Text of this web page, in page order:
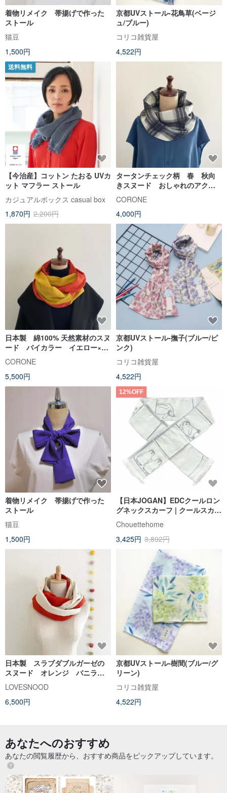
着物リメイク 帯揚げで作った
ストール
猫豆
1,500円
京都UVストール-花鳥草(ベージ
ュ/ブルー)
コリコ雑貨屋
4,522円
送料無料
【今治産】コットン たおる UVカ
ット マフラー ストール
カジュアルボックス casual box
1,870円 2,200円
タータンチェック柄 春 秋向
きスヌード おしゃれのアクセ
ント 紫外線対策 モノトーン
CORONE
4,000円
日本製 綿100% 天然素材のスヌ
ード バイカラー イエロー×オ
レンジ
CORONE
5,500円
京都UVストール-撫子(ブルー/ピ
ンク)
コリコ雑貨屋
4,522円
着物リメイク 帯揚げで作った
ストール
猫豆
1,500円
12%OFF
【日本JOGAN】EDCクールロン
グネックスカーフ | クールスカー
フ | 減点なし |
Chouettehome
3,425円 3,892円
日本製 スラブダブルガーゼの
スヌード オレンジ バニラミ
ルク ロング
LOVESNOOD
6,500円
京都UVストール-樹間(ブルー/グ
リーン)
コリコ雑貨屋
4,522円
あなたへのおすすめ
あなたの閲覧履歴から、おすすめ商品をピックアップしています。